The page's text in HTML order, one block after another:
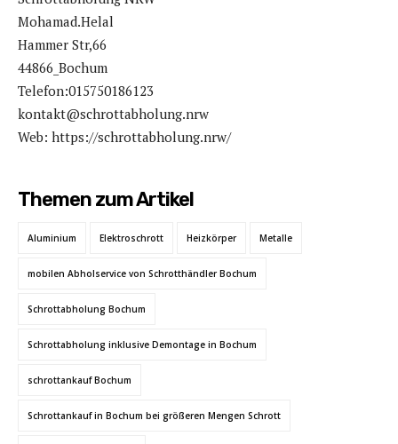
Mohamad.Helal
Hammer Str,66
44866_Bochum
Telefon:015750186123
kontakt@schrottabholung.nrw
Web: https://schrottabholung.nrw/
Themen zum Artikel
Aluminium Elektroschrott Heizkörper Metalle
mobilen Abholservice von Schrotthändler Bochum
Schrottabholung Bochum
Schrottabholung inklusive Demontage in Bochum
schrottankauf Bochum
Schrottankauf in Bochum bei größeren Mengen Schrott